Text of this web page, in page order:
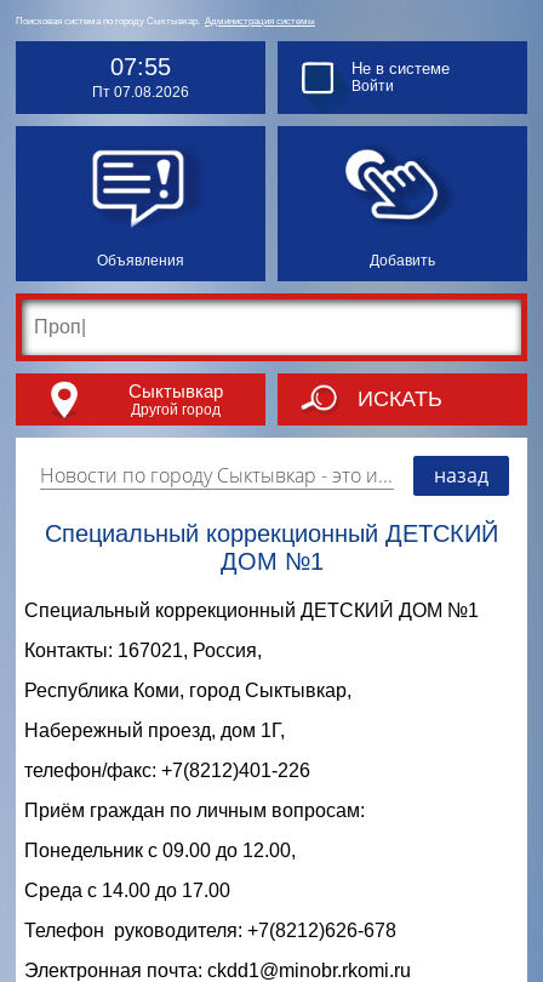
Поисковая система по городу Сыктывкар. Администрация системы
07:55
Пт 07.08.2026
Объявления Добавить
Не в системе
Войти
Сыктывкар
Другой город ИСКАТЬ
Новости по городу Сыктывкар - это информация о событиях, мероприятиях и торгово-коммерческой деятельности города. Страницу наполняют платные и бесплатные объявления, имеющие функцию "поднятия вверх списка". назад
Специальный коррекционный ДЕТСКИЙ
ДОМ №1
Специальный коррекционный ДЕТСКИЙ ДОМ №1
Контакты: 167021, Россия,
Республика Коми, город Сыктывкар,
Набережный проезд, дом 1Г,
телефон/факс: +7(8212)401-226
Приём граждан по личным вопросам:
Понедельник с 09.00 до 12.00,
Среда с 14.00 до 17.00
Телефон  руководителя: +7(8212)626-678
Электронная почта: ckdd1@minobr.rkomi.ru